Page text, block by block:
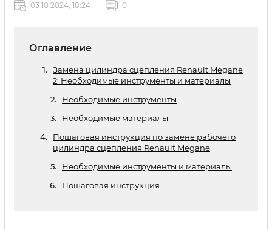
03 10 2024, 18:24 0
Оглавление
Замена цилиндра сцепления Renault Megane
2: Необходимые инструменты и материалы
Необходимые инструменты
Необходимые материалы
Пошаговая инструкция по замене рабочего
цилиндра сцепления Renault Megane
Необходимые инструменты и материалы
Пошаговая инструкция